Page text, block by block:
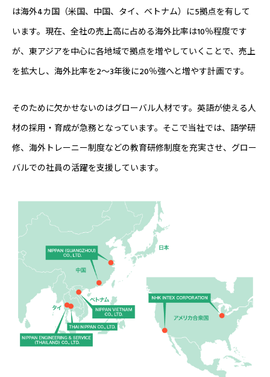
は海外4カ国（米国、中国、タイ、ベトナム）に5拠点を有して
います。現在、全社の売上高に占める海外比率は10％程度です
が、東アジアを中心に各地域で拠点を増やしていくことで、売上
を拡大し、海外比率を2～3年後に20％強へと増やす計画です。
そのために欠かせないのはグローバル人材です。英語が使える人
材の採用・育成が急務となっています。そこで当社では、語学研
修、海外トレーニー制度などの教育研修制度を充実させ、グロー
バルでの社員の活躍を支援しています。